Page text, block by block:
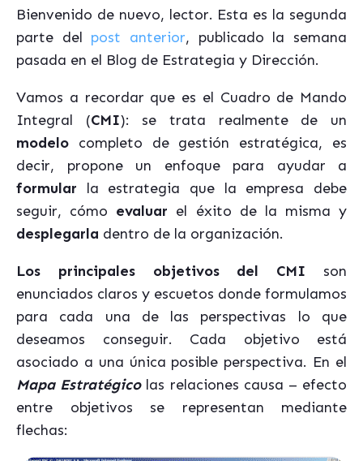
Bienvenido de nuevo, lector. Esta es la segunda
parte del post anterior, publicado la semana
pasada en el Blog de Estrategia y Dirección.
Vamos a recordar que es el Cuadro de Mando
Integral (CMI): se trata realmente de un
modelo completo de gestión estratégica, es
decir, propone un enfoque para ayudar a
formular la estrategia que la empresa debe
seguir, cómo evaluar el éxito de la misma y
desplegarla dentro de la organización.
Los principales objetivos del CMI son
enunciados claros y escuetos donde formulamos
para cada una de las perspectivas lo que
deseamos conseguir. Cada objetivo está
asociado a una única posible perspectiva. En el
Mapa Estratégicolas relaciones causa – efecto
entre objetivos se representan mediante
flechas: